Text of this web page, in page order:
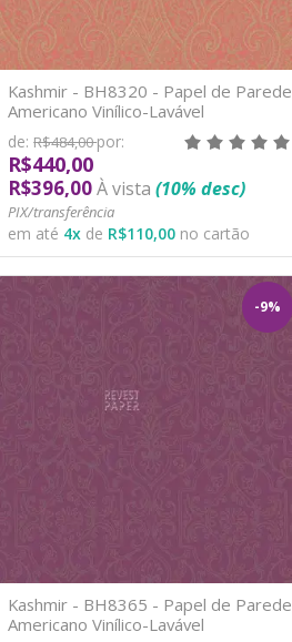
Kashmir - BH8320 - Papel de Parede
Americano Vinílico-Lavável
de: R$484,00por:
R$440,00
R$396,00À vista (10% desc)
PIX/transferência
em até 4x de R$110,00 no cartão
-9%
Kashmir - BH8365 - Papel de Parede
Americano Vinílico-Lavável